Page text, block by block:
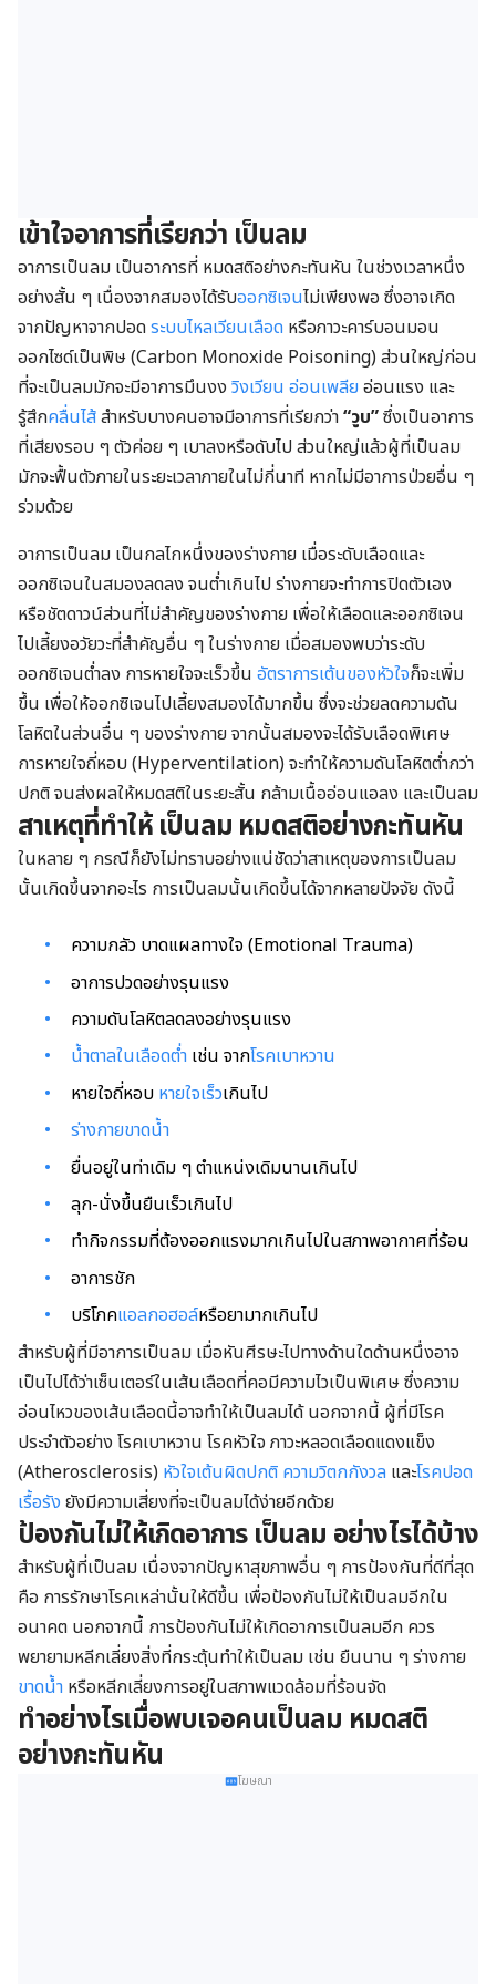
เข้าใจอาการที่เรียกว่า เป็นลม
อาการเป็นลม เป็นอาการที่ หมดสติอย่างกะทันหัน ในช่วงเวลาหนึ่ง
อย่างสั้น ๆ เนื่องจากสมองได้รับออกซิเจนไม่เพียงพอ ซึ่งอาจเกิด
จากปัญหาจากปอดระบบไหลเวียนเลือด หรือภาวะคาร์บอนมอน
ออกไซด์เป็นพิษ (Carbon Monoxide Poisoning) ส่วนใหญ่ก่อน
ที่จะเป็นลมมักจะมีอาการมึนงง วิงเวียน อ่อนเพลีย อ่อนแรง และ
รู้สึกคลื่นไส้สำหรับบางคนอาจมีอาการที่เรียกว่า“วูบ”ซึ่งเป็นอาการ
ที่เสียงรอบ ๆ ตัวค่อย ๆ เบาลงหรือดับไป ส่วนใหญ่แล้วผู้ที่เป็นลม
มักจะฟื้นตัวภายในระยะเวลาภายในไม่กี่นาที หากไม่มีอาการป่วยอื่น ๆ
ร่วมด้วย
อาการเป็นลม เป็นกลไกหนึ่งของร่างกาย เมื่อระดับเลือดและ
ออกซิเจนในสมองลดลง จนต่ำเกินไป ร่างกายจะทำการปิดตัวเอง
หรือชัตดาวน์ส่วนที่ไม่สำคัญของร่างกาย เพื่อให้เลือดและออกซิเจน
ไปเลี้ยงอวัยวะที่สำคัญอื่น ๆ ในร่างกาย เมื่อสมองพบว่าระดับ
ออกซิเจนต่ำลง การหายใจจะเร็วขึ้น อัตราการเต้นของหัวใจก็จะเพิ่ม
ขึ้น เพื่อให้ออกซิเจนไปเลี้ยงสมองได้มากขึ้น ซึ่งจะช่วยลดความดัน
โลหิตในส่วนอื่น ๆ ของร่างกาย จากนั้นสมองจะได้รับเลือดพิเศษ
การหายใจถี่หอบ (Hyperventilation) จะทำให้ความดันโลหิตต่ำกว่า
ปกติ จนส่งผลให้หมดสติในระยะสั้น กล้ามเนื้ออ่อนแอลง และเป็นลม
สาเหตุที่ทำให้ เป็นลม หมดสติอย่างกะทันหัน
ในหลาย ๆ กรณีก็ยังไม่ทราบอย่างแน่ชัดว่าสาเหตุของการเป็นลม
นั้นเกิดขึ้นจากอะไร การเป็นลมนั้นเกิดขึ้นได้จากหลายปัจจัย ดังนี้
ความกลัว บาดแผลทางใจ (Emotional Trauma)
อาการปวดอย่างรุนแรง
ความดันโลหิตลดลงอย่างรุนแรง
น้ำตาลในเลือดต่ำ เช่น จากโรคเบาหวาน
หายใจถี่หอบ หายใจเร็วเกินไป
ร่างกายขาดน้ำ
ยื่นอยู่ในท่าเดิม ๆ ตำแหน่งเดิมนานเกินไป
ลุก-นั่งขึ้นยืนเร็วเกินไป
ทำกิจกรรมที่ต้องออกแรงมากเกินไปในสภาพอากาศที่ร้อน
อาการชัก
บริโภคแอลกอฮอล์หรือยามากเกินไป
สำหรับผู้ที่มีอาการเป็นลม เมื่อหันศีรษะไปทางด้านใดด้านหนึ่งอาจ
เป็นไปได้ว่าเซ็นเตอร์ในเส้นเลือดที่คอมีความไวเป็นพิเศษ ซึ่งความ
อ่อนไหวของเส้นเลือดนี้อาจทำให้เป็นลมได้ นอกจากนี้ ผู้ที่มีโรค
ประจำตัวอย่าง โรคเบาหวาน โรคหัวใจ ภาวะหลอดเลือดแดงแข็ง
(Atherosclerosis) หัวใจเต้นผิดปกติ ความวิตกกังวล และโรคปอด
เรื้อรัง ยังมีความเสี่ยงที่จะเป็นลมได้ง่ายอีกด้วย
ป้องกันไม่ให้เกิดอาการ เป็นลม อย่างไรได้บ้าง
สำหรับผู้ที่เป็นลม เนื่องจากปัญหาสุขภาพอื่น ๆ การป้องกันที่ดีที่สุด
คือ การรักษาโรคเหล่านั้นให้ดีขึ้น เพื่อป้องกันไม่ให้เป็นลมอีกใน
อนาคต นอกจากนี้ การป้องกันไม่ให้เกิดอาการเป็นลมอีก ควร
พยายามหลีกเลี่ยงสิ่งที่กระตุ้นทำให้เป็นลม เช่น ยืนนาน ๆ ร่างกาย
ขาดน้ำ หรือหลีกเลี่ยงการอยู่ในสภาพแวดล้อมที่ร้อนจัด
ทำอย่างไรเมื่อพบเจอคนเป็นลม หมดสติ
อย่างกะทันหัน
โฆษณา